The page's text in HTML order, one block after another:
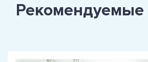
Рекомендуемые